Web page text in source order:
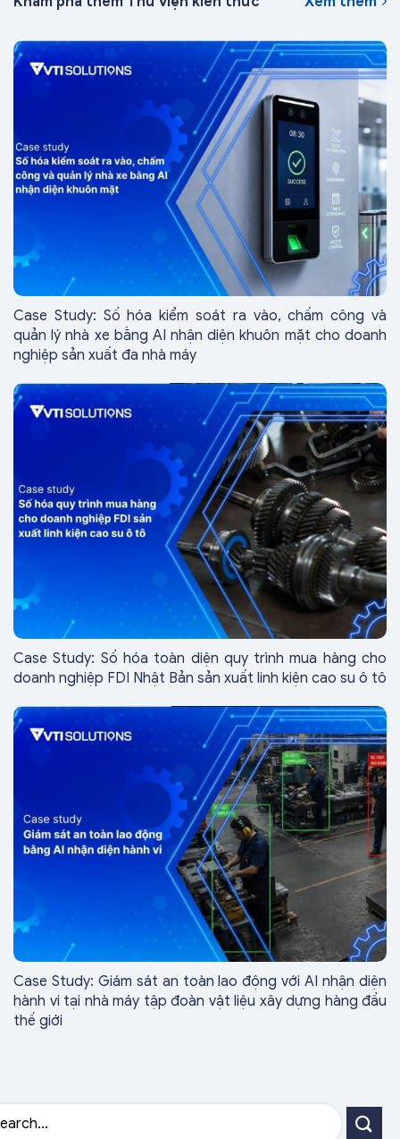
Case Study: Số hóa kiểm soát ra vào, chấm công và
quản lý nhà xe bằng AI nhận diện khuôn mặt cho doanh
nghiệp sản xuất đa nhà máy
Case Study: Số hóa toàn diện quy trình mua hàng cho
doanh nghiệp FDI Nhật Bản sản xuất linh kiện cao su ô tô
Case Study: Giám sát an toàn lao động với AI nhận diện
hành vi tại nhà máy tập đoàn vật liệu xây dựng hàng đầu
thế giới